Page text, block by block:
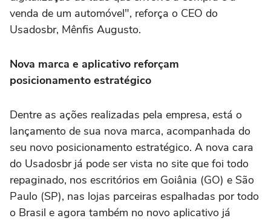
venda de um automóvel", reforça o CEO do
Usadosbr, Mênfis Augusto.
Nova marca e aplicativo reforçam
posicionamento estratégico
Dentre as ações realizadas pela empresa, está o
lançamento de sua nova marca, acompanhada do
seu novo posicionamento estratégico. A nova cara
do Usadosbr já pode ser vista no site que foi todo
repaginado, nos escritórios em Goiânia (GO) e São
Paulo (SP), nas lojas parceiras espalhadas por todo
o Brasil e agora também no novo aplicativo já